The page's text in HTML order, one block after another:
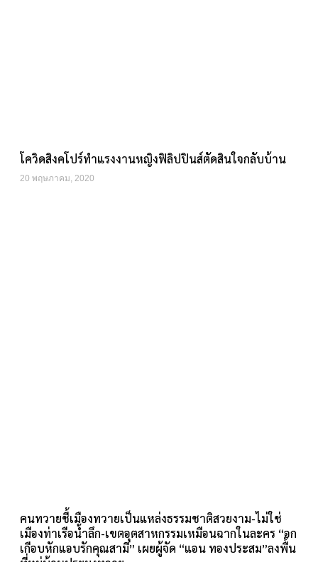
โควิดสิงคโปร์ทำแรงงานหญิงฟิลิปปินส์ตัดสินใจกลับบ้าน
20 พฤษภาคม, 2020
คนทวายชี้เมืองทวายเป็นแหล่งธรรมชาติสวยงาม-ไม่ใช่
เมืองท่าเรือน้ำลึก-เขตอุตสาหกรรมเหมือนฉากในละคร “อก
เกือบหักแอบรักคุณสามี” เผยผู้จัด “แอน ทองประสม”ลงพื้น